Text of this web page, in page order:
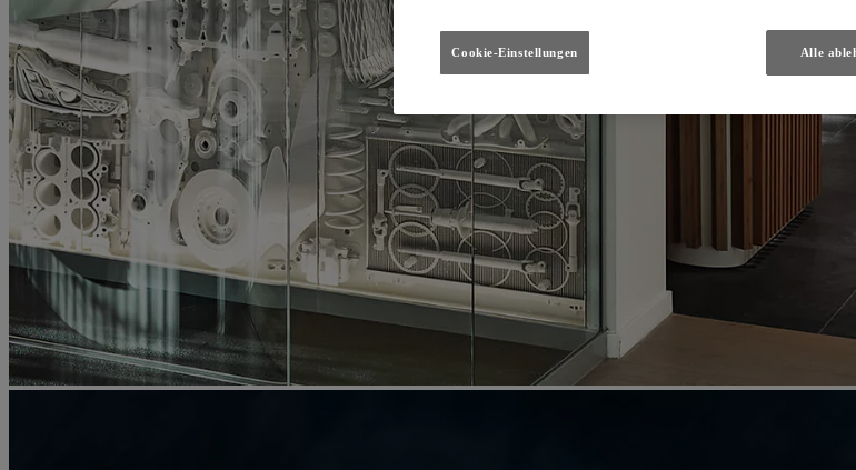
Cookie-Einstellungen Alle